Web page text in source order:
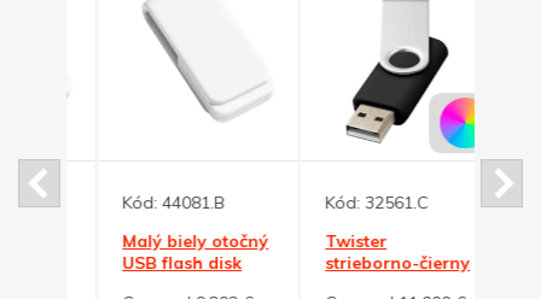
Kód:44081.B
Malý biely otočný
USB flash disk
Kód:32561.C
Twister
strieborno-čierny
Kód: